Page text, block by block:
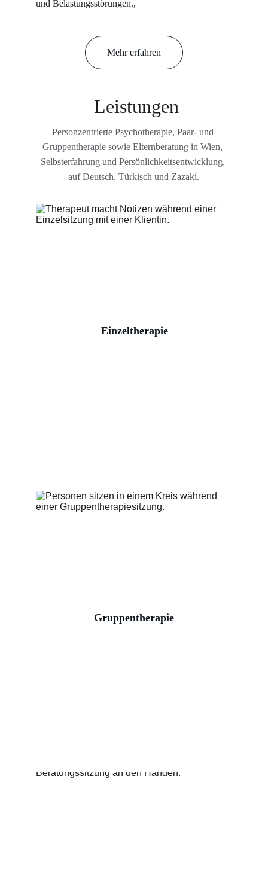
und Belastungsstörungen.,
Mehr erfahren
Leistungen
Personzentrierte Psychotherapie, Paar- und
Gruppentherapie sowie Elternberatung in Wien,
Selbsterfahrung und Persönlichkeitsentwicklung,
auf Deutsch, Türkisch und Zazaki.
Gruppentherapie
Einzeltherapie